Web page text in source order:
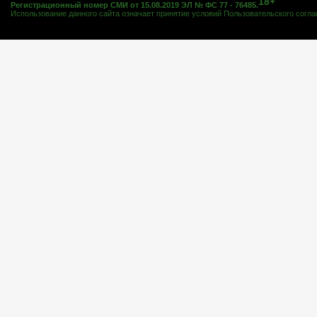
Регистрационный номер СМИ от 15.08.2019 ЭЛ № ФС 77 - 76485.
Использование данного сайта означает принятие условий Пользовательского